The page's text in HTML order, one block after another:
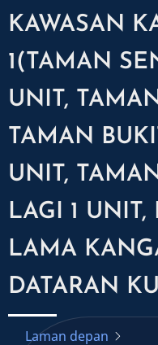
KAWASAN
1(TAMAN
UNIT,
TAMAN
UNIT,
LAGI 1 UNIT,
LAMA
DATARAN
Laman depan